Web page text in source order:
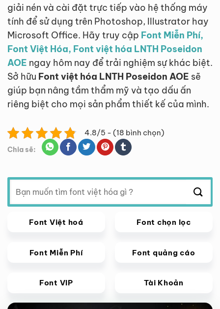
giải nén và cài đặt trực tiếp vào hệ thống máy
tính để sử dụng trên Photoshop, Illustrator hay
Microsoft Office. Hãy truy cập Font Miễn Phí,
Font Việt Hóa, Font việt hóa LNTH Poseidon
AOE ngay hôm nay để trải nghiệm sự khác biệt.
Sở hữu Font việt hóa LNTH Poseidon AOE sẽ
giúp bạn nâng tầm thẩm mỹ và tạo dấu ấn
riêng biệt cho mọi sản phẩm thiết kế của mình.
4.8/5 - (18 bình chọn)
Chia sẽ:
Tìm
kiếm:
Font Việt hoá Font chọn lọc
Font Miễn Phí Font quảng cáo
Font VIP Tài Khoản